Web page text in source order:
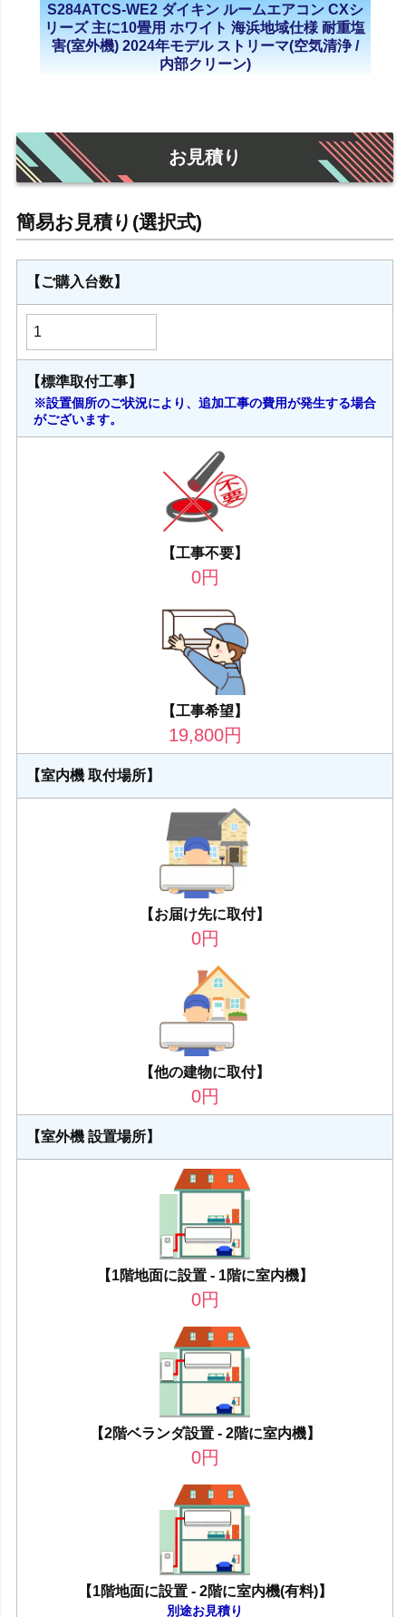
S284ATCS-WE2 ダイキン ルームエアコン CXシ
リーズ 主に10畳用 ホワイト 海浜地域仕様 耐重塩
害(室外機) 2024年モデル ストリーマ(空気清浄 /
内部クリーン)
お見積り
【ご購入台数】
【標準取付工事】
※設置個所のご状況により、追加工事の費用が発生する場合
がございます。
【工事不要】
0円
【工事希望】
19,800円
【室内機 取付場所】
【お届け先に取付】
0円
【他の建物に取付】
0円
【室外機 設置場所】
【1階地面に設置 - 1階に室内機】
0円
【2階ベランダ設置 - 2階に室内機】
0円
【1階地面に設置 - 2階に室内機(有料)】
別途お見積り